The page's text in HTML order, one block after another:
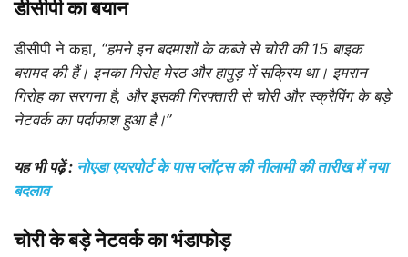
डीसीपी का बयान
डीसीपी ने कहा, “हमने इन बदमाशों के कब्जे से चोरी की 15 बाइक
बरामद की हैं। इनका गिरोह मेरठ और हापुड़ में सक्रिय था। इमरान
गिरोह का सरगना है, और इसकी गिरफ्तारी से चोरी और स्क्रैपिंग के बड़े
नेटवर्क का पर्दाफाश हुआ है।”
यह भी पढ़ें : नोएडा एयरपोर्ट के पास प्लॉट्स की नीलामी की तारीख में नया
बदलाव
चोरी के बड़े नेटवर्क का भंडाफोड़